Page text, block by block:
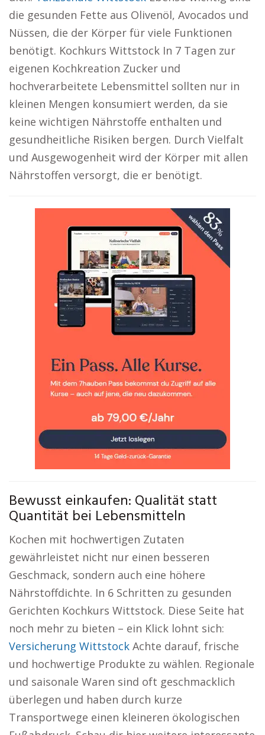
die gesunden Fette aus Olivenöl, Avocados und
Nüssen, die der Körper für viele Funktionen
benötigt. Kochkurs Wittstock In 7 Tagen zur
eigenen Kochkreation Zucker und
hochverarbeitete Lebensmittel sollten nur in
kleinen Mengen konsumiert werden, da sie
keine wichtigen Nährstoffe enthalten und
gesundheitliche Risiken bergen. Durch Vielfalt
und Ausgewogenheit wird der Körper mit allen
Nährstoffen versorgt, die er benötigt.
Bewusst einkaufen: Qualität statt
Quantität bei Lebensmitteln
Kochen mit hochwertigen Zutaten
gewährleistet nicht nur einen besseren
Geschmack, sondern auch eine höhere
Nährstoffdichte. In 6 Schritten zu gesunden
Gerichten Kochkurs Wittstock. Diese Seite hat
noch mehr zu bieten – ein Klick lohnt sich:
Versicherung Wittstock Achte darauf, frische
und hochwertige Produkte zu wählen. Regionale
und saisonale Waren sind oft geschmacklich
überlegen und haben durch kurze
Transportwege einen kleineren ökologischen